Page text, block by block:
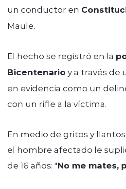
un conductor en
Maule.
El hecho se registró en la
Bicentenario y a través de
en evidencia como un
con un rifle a la víctima.
En medio de gritos y
el hombre afectado le
de 16 años: "No me mates,